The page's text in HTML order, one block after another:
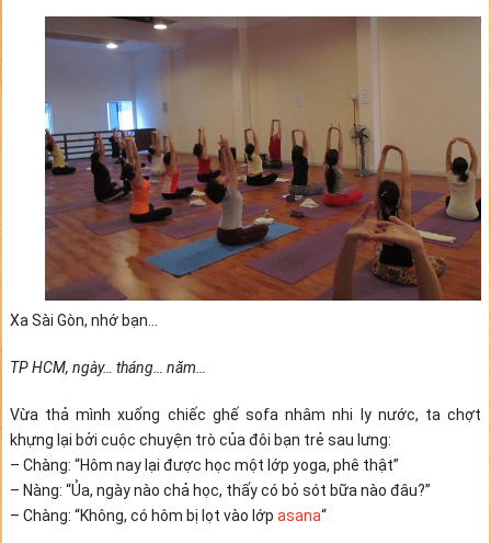
Xa Sài Gòn, nhớ bạn…
TP HCM, ngày… tháng… năm…
Vừa thả mình xuống chiếc ghế sofa nhâm nhi ly nước, ta chợt
khựng lại bởi cuộc chuyện trò của đôi bạn trẻ sau lưng:
– Chàng: “Hôm nay lại được học một lớp yoga, phê thật”
– Nàng: “Ủa, ngày nào chả học, thấy có bỏ sót bữa nào đâu?”
– Chàng: “Không, có hôm bị lọt vào lớp asana“